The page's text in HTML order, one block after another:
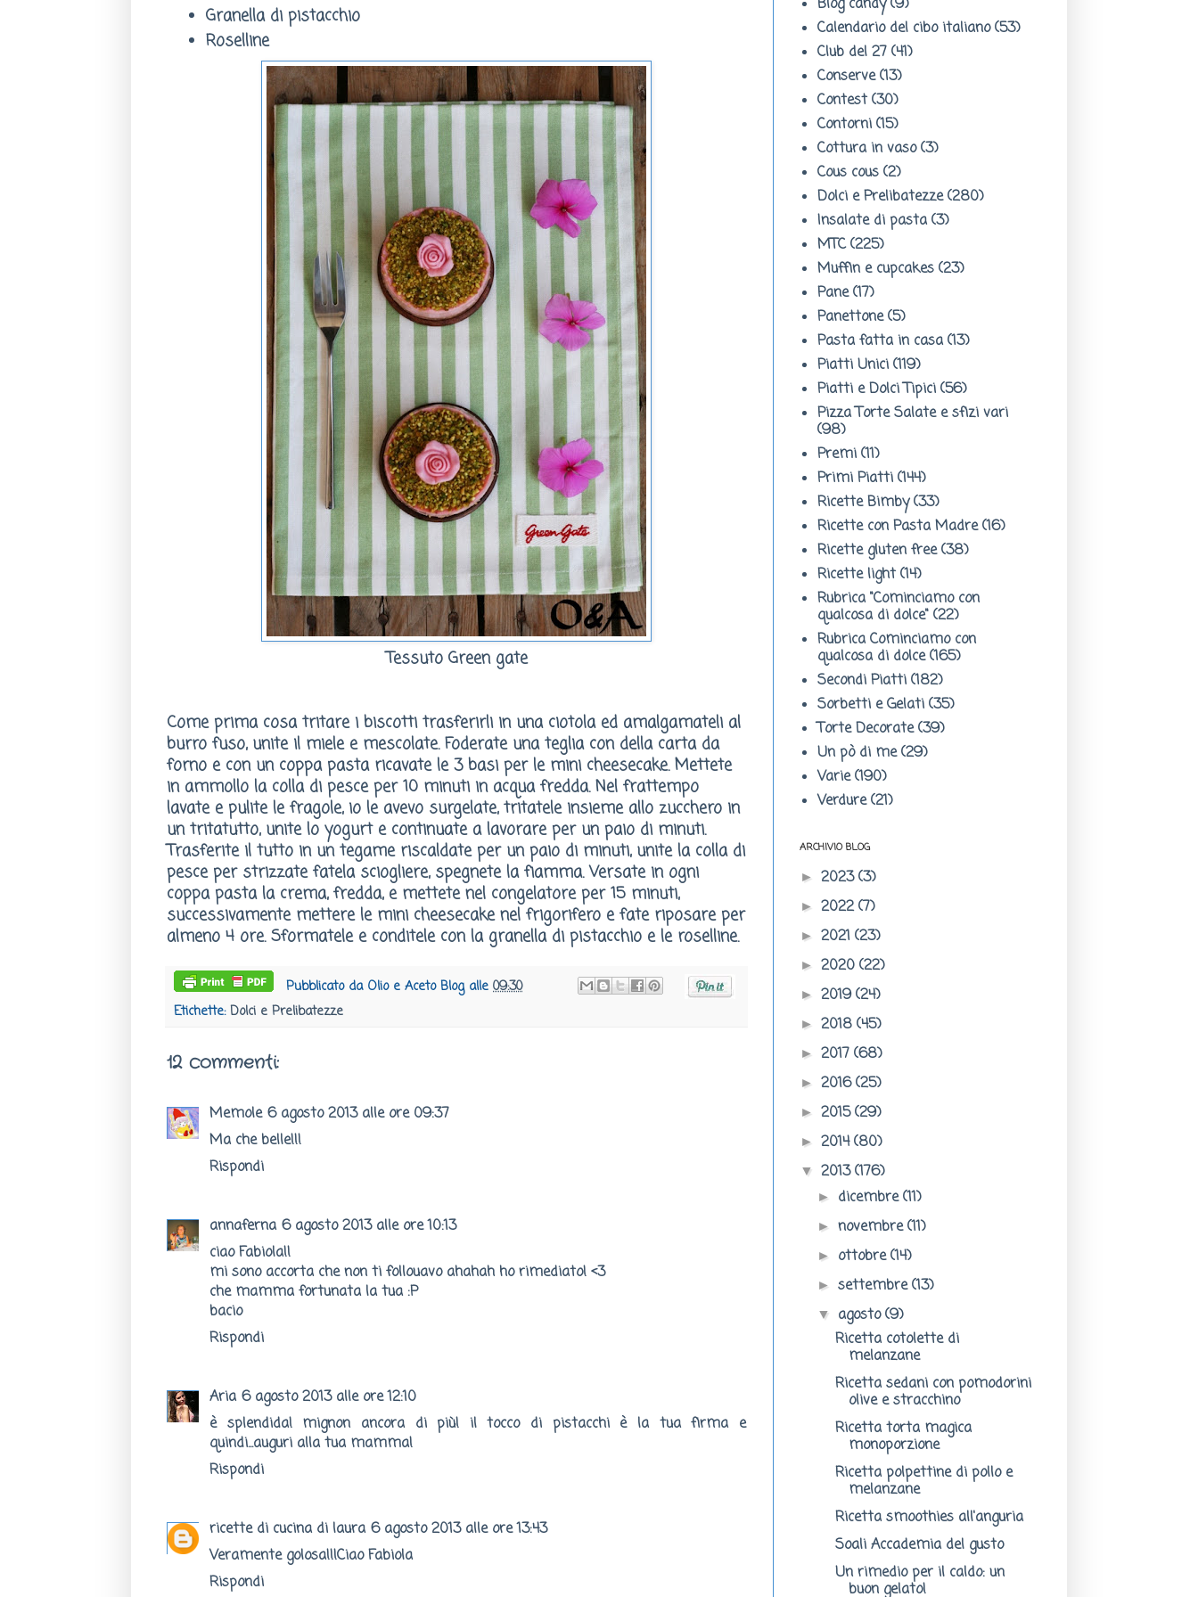
Granella di pistacchio
Roselline
TessutoGreen gate
Come prima cosa tritare i biscotti trasferirli in una ciotola ed amalgamateli al
burro fuso, unite il miele e mescolate. Foderate una teglia con della carta da
forno e con un coppa pasta ricavate le 3 basi per le mini cheesecake. Mettete
in ammollo la colla di pesce per 10 minuti in acqua fredda. Nel frattempo
lavate e pulite le fragole, io le avevo surgelate, tritatele insieme allo zucchero in
un tritatutto, unite lo yogurt e continuate a lavorare per un paio di minuti.
Trasferite il tutto in un tegame riscaldate per un paio di minuti, unite la colla di
pesce per strizzate fatela sciogliere, spegnete la fiamma. Versate in ogni
coppa pasta la crema, fredda, e mettete nel congelatore per 15 minuti,
successivamente mettere le mini cheesecake nel frigorifero e fate riposare per
almeno 4 ore. Sformatele e conditele con la granella di pistacchio e le roselline.
Pubblicato da Olio e Aceto Blog alle09:30
Etichette:Dolci e Prelibatezze
12 commenti:
Memole 6 agosto 2013 alle ore 09:37
Ma che belle!!!
Rispondi
annaferna 6 agosto 2013 alle ore 10:13
ciao Fabiola!!
mi sono accorta che non ti follouavo ahahah ho rimediato! <3
che mamma fortunata la tua :P
bacio
Rispondi
Aria 6 agosto 2013 alle ore 12:10
è splendida! mignon ancora di più! il tocco di pistacchi è la tua firma e
quindi...auguri alla tua mamma!
Rispondi
ricette di cucina di laura 6 agosto 2013 alle ore 13:43
Veramente golosa!!!Ciao Fabiola
Rispondi
Blog candy (9)
Calendario del cibo italiano (53)
Club del 27 (41)
Conserve (13)
Contest (30)
Contorni (15)
Cottura in vaso (3)
Cous cous (2)
Dolci e Prelibatezze (280)
Insalate di pasta (3)
MTC (225)
Muffin e cupcakes (23)
Pane (17)
Panettone (5)
Pasta fatta in casa (13)
Piatti Unici (119)
Piatti e Dolci Tipici (56)
Pizza Torte Salate e sfizi vari
(98)
Premi (11)
Primi Piatti (144)
Ricette Bimby (33)
Ricette con Pasta Madre (16)
Ricette gluten free (38)
Ricette light (14)
Rubrica "Cominciamo con
qualcosa di dolce" (22)
Rubrica Cominciamo con
qualcosa di dolce (165)
Secondi Piatti (182)
Sorbetti e Gelati (35)
Torte Decorate (39)
Un pò di me (29)
Varie (190)
Verdure (21)
ARCHIVIO BLOG
► 2023(3)
► 2022(7)
► 2021 (23)
► 2020 (22)
► 2019(24)
► 2018 (45)
► 2017 (68)
► 2016(25)
► 2015(29)
► 2014(80)
▼ 2013(176)
► dicembre(11)
►novembre(11)
► ottobre(14)
►settembre(13)
▼ agosto(9)
Ricetta cotolette di
melanzane
Ricetta sedani con pomodorini
olive e stracchino
Ricetta torta magica
monoporzione
Ricetta polpettine di pollo e
melanzane
Ricetta smoothies all'anguria
Soali Accademia del gusto
Un rimedio per il caldo: un
buon gelato!